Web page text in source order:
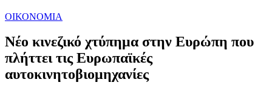
ΟΙΚΟΝΟΜΙΑ
Νέο κινεζικό χτύπημα στην Ευρώπη που
πλήττει τις Ευρωπαϊκές
αυτοκινητοβιομηχανίες